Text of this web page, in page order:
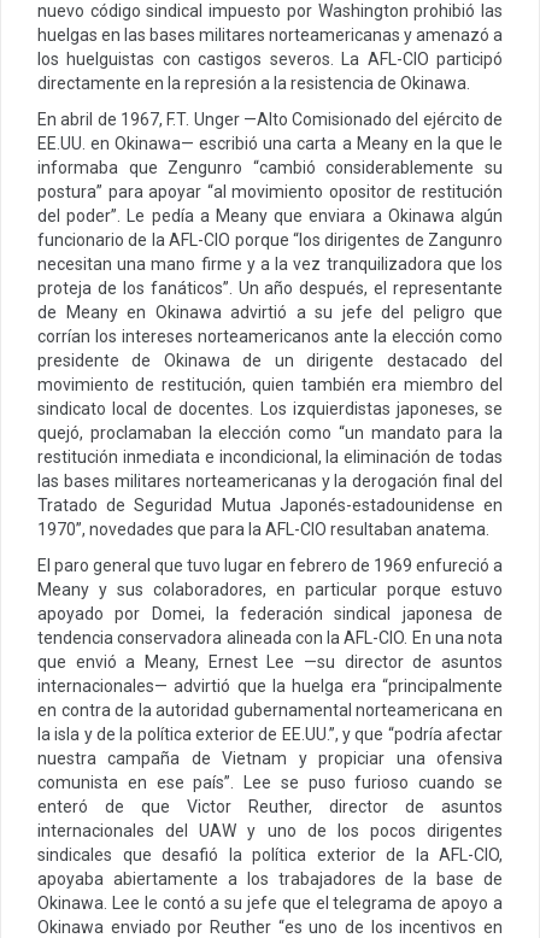
nuevo código sindical impuesto por Washington prohibió las
huelgas en las bases militares norteamericanas y amenazó a
los huelguistas con castigos severos. La AFL-CIO participó
directamente en la represión a la resistencia de Okinawa.
En abril de 1967, F.T. Unger —Alto Comisionado del ejército de
EE.UU. en Okinawa— escribió una carta a Meany en la que le
informaba que Zengunro “cambió considerablemente su
postura” para apoyar “al movimiento opositor de restitución
del poder”. Le pedía a Meany que enviara a Okinawa algún
funcionario de la AFL-CIO porque “los dirigentes de Zangunro
necesitan una mano firme y a la vez tranquilizadora que los
proteja de los fanáticos”. Un año después, el representante
de Meany en Okinawa advirtió a su jefe del peligro que
corrían los intereses norteamericanos ante la elección como
presidente de Okinawa de un dirigente destacado del
movimiento de restitución, quien también era miembro del
sindicato local de docentes. Los izquierdistas japoneses, se
quejó, proclamaban la elección como “un mandato para la
restitución inmediata e incondicional, la eliminación de todas
las bases militares norteamericanas y la derogación final del
Tratado de Seguridad Mutua Japonés-estadounidense en
1970”, novedades que para la AFL-CIO resultaban anatema.
El paro general que tuvo lugar en febrero de 1969 enfureció a
Meany y sus colaboradores, en particular porque estuvo
apoyado por Domei, la federación sindical japonesa de
tendencia conservadora alineada con la AFL-CIO. En una nota
que envió a Meany, Ernest Lee —su director de asuntos
internacionales— advirtió que la huelga era “principalmente
en contra de la autoridad gubernamental norteamericana en
la isla y de la política exterior de EE.UU.”, y que “podría afectar
nuestra campaña de Vietnam y propiciar una ofensiva
comunista en ese país”. Lee se puso furioso cuando se
enteró de que Victor Reuther, director de asuntos
internacionales del UAW y uno de los pocos dirigentes
sindicales que desafió la política exterior de la AFL-CIO,
apoyaba abiertamente a los trabajadores de la base de
Okinawa. Lee le contó a su jefe que el telegrama de apoyo a
Okinawa enviado por Reuther “es uno de los incentivos en